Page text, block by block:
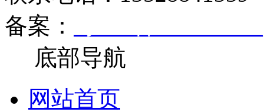
备案：
底部导航
网站首页